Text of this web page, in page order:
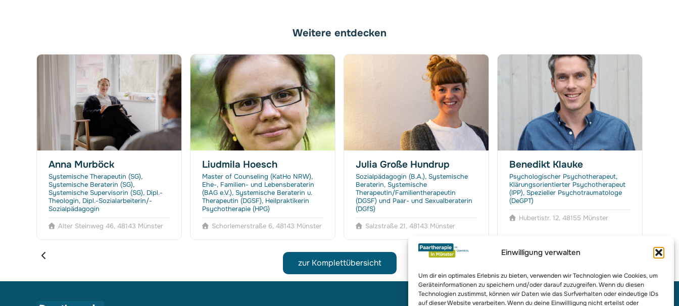
Einwilligung verwalten
Um dir ein optimales Erlebnis zu bieten, verwenden wir Technologien wie Cookies, um
Geräteinformationen zu speichern und/oder darauf zuzugreifen. Wenn du diesen
Technologien zustimmst, können wir Daten wie das Surfverhalten oder eindeutige IDs
auf dieser Website verarbeiten. Wenn du deine Einwillligung nicht erteilst oder
Weitere entdecken
Anna Murböck
Systemische Therapeutin (SG),
Systemische Beraterin (SG),
Systemische Supervisorin (SG), Dipl.-
Theologin, Dipl.-Sozialarbeiterin/-
Sozialpädagogin
Alter Steinweg 46, 48143 Münster
Liudmila Hoesch
Master of Counseling (KatHo NRW),
Ehe-, Familien- und Lebensberaterin
(BAG e.V.), Systemische Beraterin u.
Therapeutin (DGSF), Heilpraktikerin
Psychotherapie (HPG)
Schorlemerstraße 6, 48143 Münster
Julia Große Hundrup
Sozialpädagogin (B.A.), Systemische
Beraterin, Systemische
Therapeutin/Familientherapeutin
(DGSF) und Paar- und Sexualberaterin
(DGfS)
Salzstraße 21, 48143 Münster
Benedikt Klauke
Psychologischer Psychotherapeut,
Klärungsorientierter Psychotherapeut
(IPP), Spezieller Psychotraumatologe
(DeGPT)
Hubertistr. 12, 48155 Münster
zur Komplettübersicht